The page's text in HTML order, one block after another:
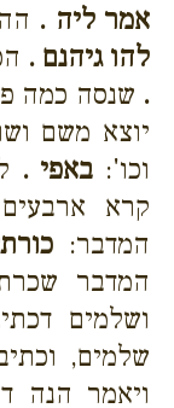
אמר ליה .
להו גיהנם .
. שנסה כמה
יוצא משם
וכו': באפי .
קרא
המדבר:
המדבר
ושלמים
שלמים,
ויאמר הנה